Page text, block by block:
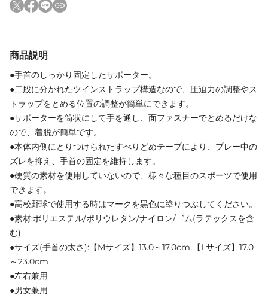
商品説明
●手首のしっかり固定したサポーター。
●二股に分かれたツインストラップ構造なので、圧迫力の調整やス
トラップをとめる位置の調整が簡単にできます。
●サポーターを筒状にして手を通し、面ファスナーでとめるだけな
ので、着脱が簡単です。
●本体内側にとりつけられたすべりどめテープにより、プレー中の
ズレを抑え、手首の固定を維持します。
●硬質の素材を使用していないので、様々な種目のスポーツで使用
できます。
●高校野球で使用する時はマークを黒色に塗りつぶしてください。
●素材:ポリエステル/ポリウレタン/ナイロン/ゴム(ラテックスを含
む)
●サイズ(手首の太さ):【Mサイズ】13.0～17.0cm 【Lサイズ】17.0
～23.0cm
●左右兼用
●男女兼用